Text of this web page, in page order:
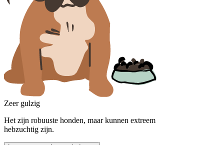
Zeer gulzig
Het zijn robuuste honden, maar kunnen extreem
hebzuchtig zijn.